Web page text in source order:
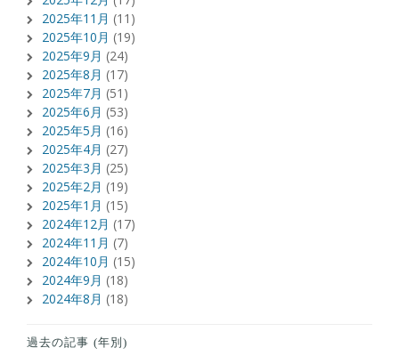
2025年11月 (11)
2025年10月 (19)
2025年9月 (24)
2025年8月 (17)
2025年7月 (51)
2025年6月 (53)
2025年5月 (16)
2025年4月 (27)
2025年3月 (25)
2025年2月 (19)
2025年1月 (15)
2024年12月 (17)
2024年11月 (7)
2024年10月 (15)
2024年9月 (18)
2024年8月 (18)
過去の記事 (年別)